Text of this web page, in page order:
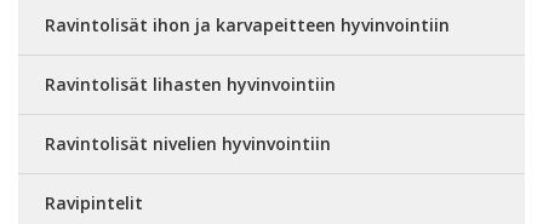
Ravintolisät ihon ja karvapeitteen hyvinvointiin
Ravintolisät lihasten hyvinvointiin
Ravintolisät nivelien hyvinvointiin
Ravipintelit